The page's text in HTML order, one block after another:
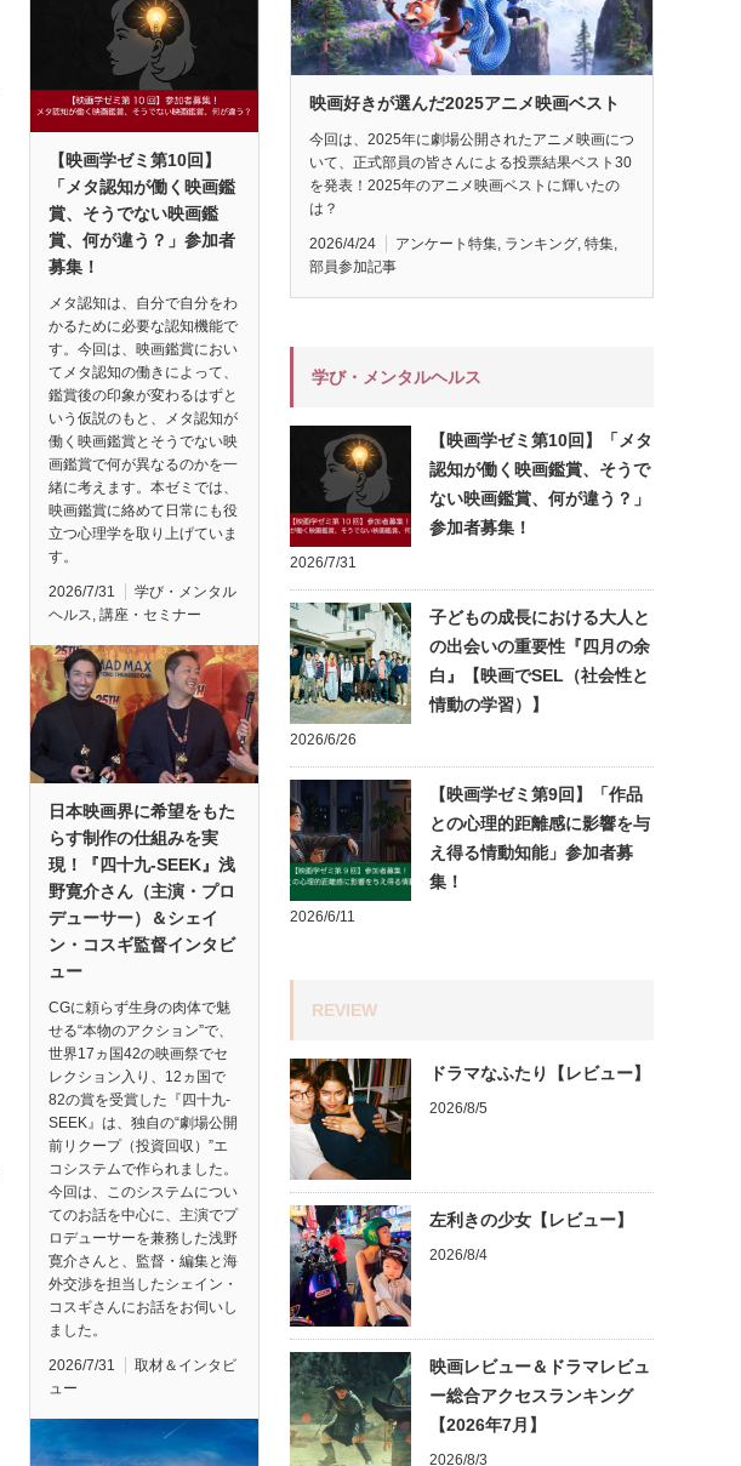
【映画学ゼミ第10回】
「メタ認知が働く映画鑑
賞、そうでない映画鑑
賞、何が違う？」参加者
募集！
メタ認知は、自分で自分をわ
かるために必要な認知機能で
す。今回は、映画鑑賞におい
てメタ認知の働きによって、
鑑賞後の印象が変わるはずと
いう仮説のもと、メタ認知が
働く映画鑑賞とそうでない映
画鑑賞で何が異なるのかを一
緒に考えます。本ゼミでは、
映画鑑賞に絡めて日常にも役
立つ心理学を取り上げていま
す。
2026/7/31
学び・メンタル
ヘルス, 講座・セミナー
日本映画界に希望をもた
らす制作の仕組みを実
現！『四十九-SEEK』浅
野寛介さん（主演・プロ
デューサー）＆シェイ
ン・コスギ監督インタビ
ュー
CGに頼らず生身の肉体で魅
せる“本物のアクション”で、
世界17ヵ国42の映画祭でセ
レクション入り、12ヵ国で
82の賞を受賞した『四十九-
SEEK』は、独自の“劇場公開
前リクープ（投資回収）”エ
コシステムで作られました。
今回は、このシステムについ
てのお話を中心に、主演でプ
ロデューサーを兼務した浅野
寛介さんと、監督・編集と海
外交渉を担当したシェイン・
コスギさんにお話をお伺いし
ました。
2026/7/31
取材＆インタビ
ュー
映画好きが選んだ2025アニメ映画ベスト
今回は、2025年に劇場公開されたアニメ映画につ
いて、正式部員の皆さんによる投票結果ベスト30
を発表！2025年のアニメ映画ベストに輝いたの
は？
2026/4/24 アンケート特集, ランキング, 特集,
部員参加記事
学び・メンタルヘルス
【映画学ゼミ第10回】「メタ
認知が働く映画鑑賞、そうで
ない映画鑑賞、何が違う？」
参加者募集！
2026/7/31
子どもの成長における大人と
の出会いの重要性『四月の余
白』【映画でSEL（社会性と
情動の学習）】
2026/6/26
【映画学ゼミ第9回】「作品
との心理的距離感に影響を与
え得る情動知能」参加者募
集！
2026/6/11
REVIEW
ドラマなふたり【レビュー】
2026/8/5
左利きの少女【レビュー】
2026/8/4
映画レビュー＆ドラマレビュ
ー総合アクセスランキング
【2026年7月】
2026/8/3